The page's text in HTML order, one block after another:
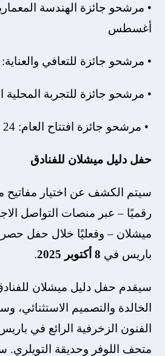
أغسطس
• مرشحو جائزة للتعافي والعناية: 27 أغسطس
• مرشحو جائزة للتجربة المحلية
• مرشحو جائزة افتتاح العام: 24 سبتمبر
حفل دليل ميشلان للفنادق
رقميًا – عبر منصات التواصل
ميشلان – وفعليًا خلال حفل
باريس في 8 أكتوبر 2025 .
سيقدم حفل دليل ميشلان
الخالدة والتصميم
الفنون الزخرفية الرائع في
متحف اللوفر وحديقة التويلري.